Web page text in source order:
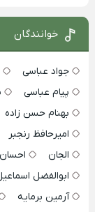
خوانندگان
جواد عباسی
پیام عباسی
بهنام حسن زاده
امیرحافظ رنجبر
الجان
ابوالفضل
آرمین برمایه